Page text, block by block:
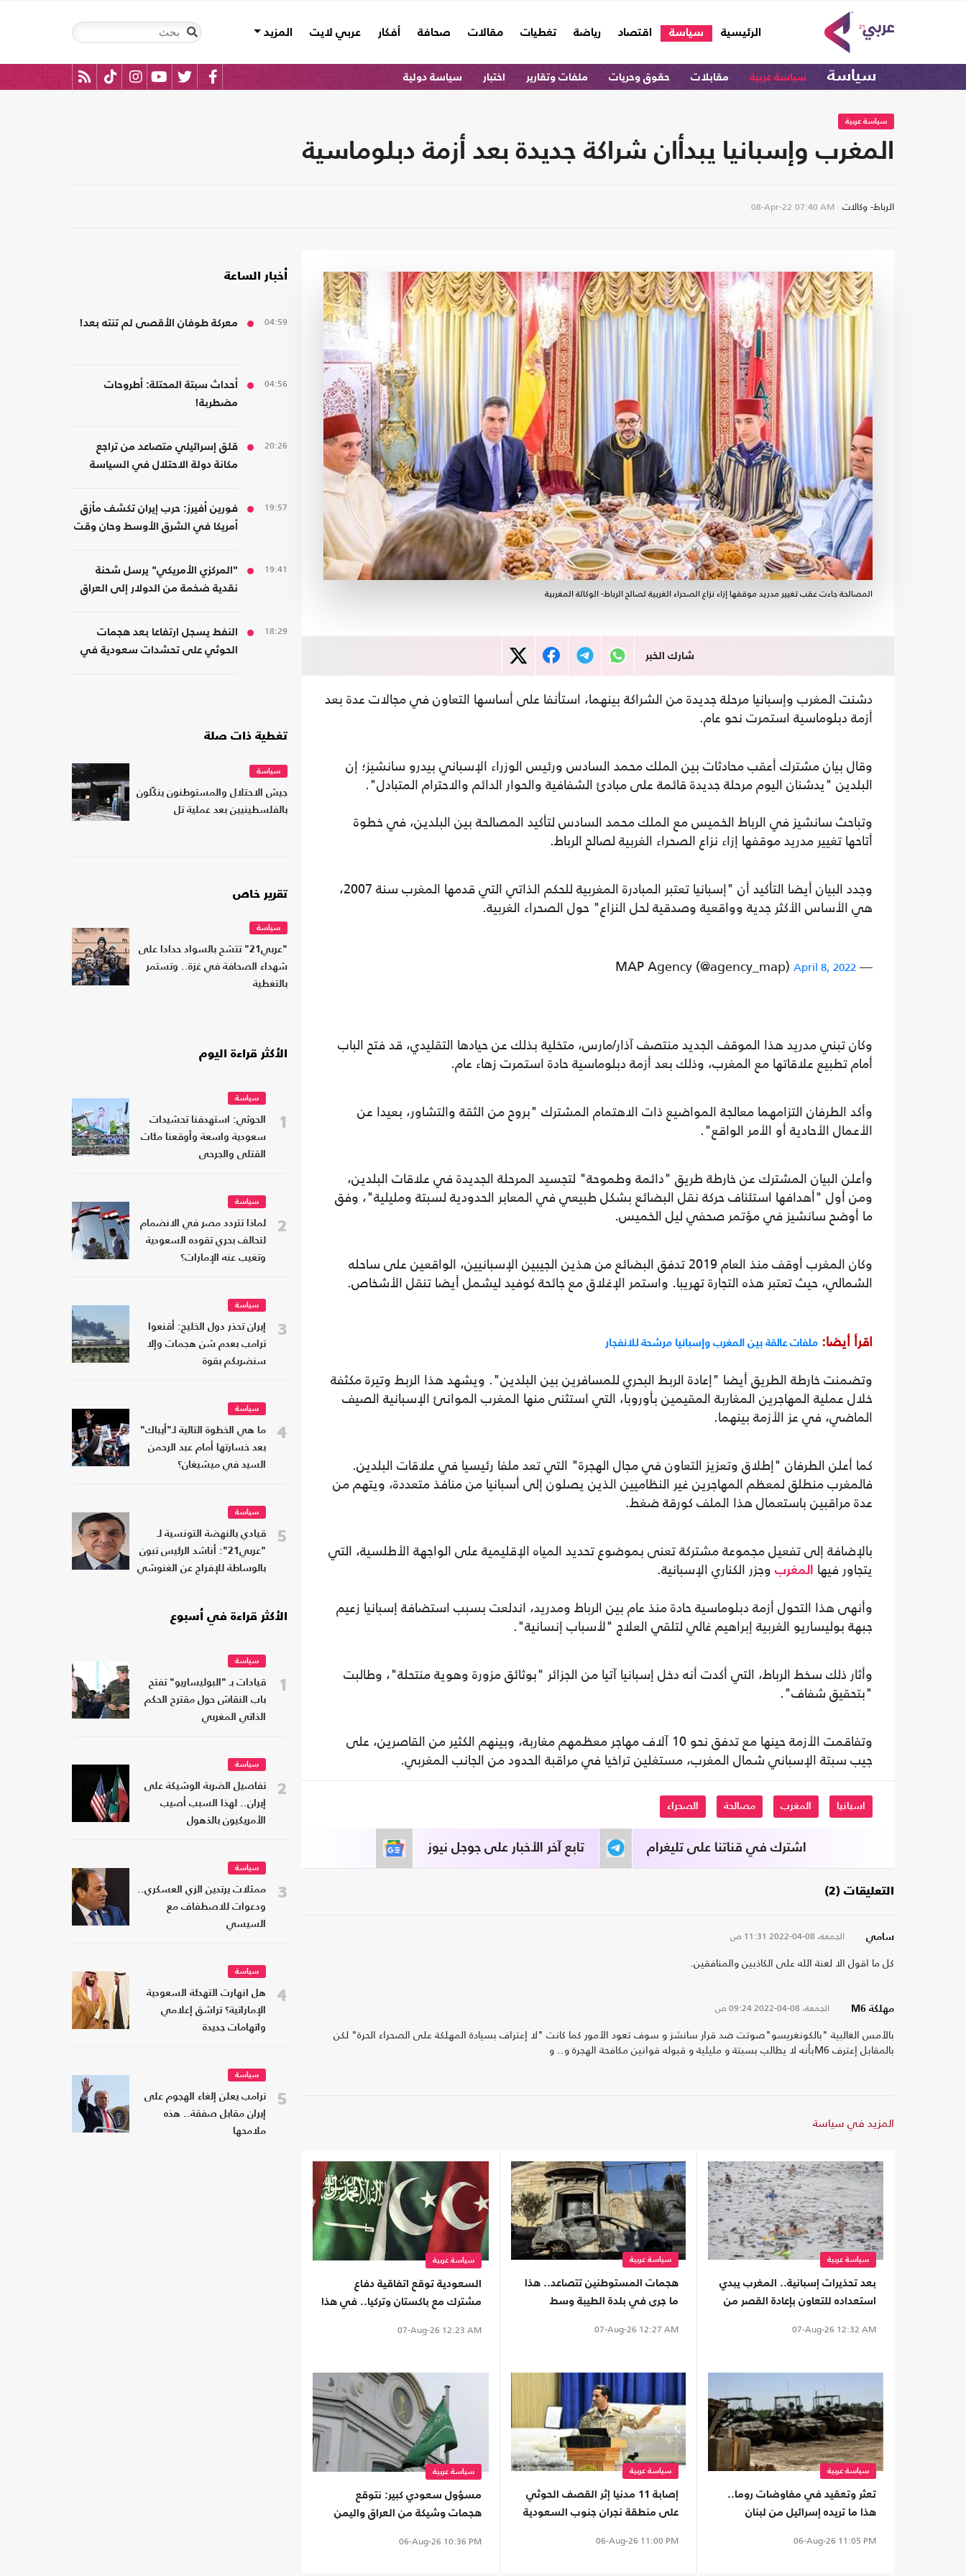
الرئيسية
(current) سياسة اقتصاد رياضة تغطيات مقالات صحافة أفكار عربي لايت المزيد
سياسة سياسة عربية مقابلات حقوق وحريات ملفات وتقارير اختبار سياسة دولية
سياسة عربية
المغرب وإسبانيا يبدأان شراكة جديدة بعد أزمة دبلوماسية
الرباط- وكالات 08-Apr-22 07:40 AM
المصالحة جاءت عقب تغيير مدريد موقفها إزاء نزاع الصحراء الغربية لصالح الرباط- الوكالة المغربية
شارك الخبر
دشنت المغرب وإسبانيا مرحلة جديدة من الشراكة بينهما، استأنفا على أساسها التعاون في مجالات عدة بعد
أزمة دبلوماسية استمرت نحو عام.
وقال بيان مشترك أعقب محادثات بين الملك محمد السادس ورئيس الوزراء الإسباني بيدرو سانشيز؛ إن
البلدين "يدشنان اليوم مرحلة جديدة قائمة على مبادئ الشفافية والحوار الدائم والاحترام المتبادل".
وتباحث سانشيز في الرباط الخميس مع الملك محمد السادس لتأكيد المصالحة بين البلدين، في خطوة
أتاحها تغيير مدريد موقفها إزاء نزاع الصحراء الغربية لصالح الرباط.
وجدد البيان أيضا التأكيد أن "إسبانيا تعتبر المبادرة المغربية للحكم الذاتي التي قدمها المغرب سنة 2007،
هي الأساس الأكثر جدية وواقعية وصدقية لحل النزاع" حول الصحراء الغربية.
— MAP Agency (@agency_map)
April 8, 2022
وكان تبني مدريد هذا الموقف الجديد منتصف آذار/مارس، متخلية بذلك عن حيادها التقليدي، قد فتح الباب
أمام تطبيع علاقاتها مع المغرب، وذلك بعد أزمة دبلوماسية حادة استمرت زهاء عام.
وأكد الطرفان التزامهما معالجة المواضيع ذات الاهتمام المشترك "بروح من الثقة والتشاور، بعيدا عن
الأعمال الأحادية أو الأمر الواقع".
وأعلن البيان المشترك عن خارطة طريق "دائمة وطموحة" لتجسيد المرحلة الجديدة في علاقات البلدين،
ومن أول "أهدافها استئناف حركة نقل البضائع بشكل طبيعي في المعابر الحدودية لسبتة ومليلية"، وفق
ما أوضح سانشيز في مؤتمر صحفي ليل الخميس.
وكان المغرب أوقف منذ العام 2019 تدفق البضائع من هذين الجيبين الإسبانيين، الواقعين على ساحله
الشمالي، حيث تعتبر هذه التجارة تهريبا. واستمر الإغلاق مع جائحة كوفيد ليشمل أيضا تنقل الأشخاص.
اقرأ أيضا: ملفات عالقة بين المغرب وإسبانيا مرشحة للانفجار
وتضمنت خارطة الطريق أيضا "إعادة الربط البحري للمسافرين بين البلدين". ويشهد هذا الربط وتيرة مكثفة
خلال عملية المهاجرين المغاربة المقيمين بأوروبا، التي استثنى منها المغرب الموانئ الإسبانية الصيف
الماضي، في عز الأزمة بينهما.
كما أعلن الطرفان "إطلاق وتعزيز التعاون في مجال الهجرة" التي تعد ملفا رئيسيا في علاقات البلدين.
فالمغرب منطلق لمعظم المهاجرين غير النظاميين الذين يصلون إلى أسبانيا من منافذ متعددة، ويتهم من
عدة مراقبين باستعمال هذا الملف كورقة ضغط.
بالإضافة إلى تفعيل مجموعة مشتركة تعنى بموضوع تحديد المياه الإقليمية على الواجهة الأطلسية، التي
يتجاور فيها
المغرب وجزر الكناري الإسبانية.
وأنهى هذا التحول أزمة دبلوماسية حادة منذ عام بين الرباط ومدريد، اندلعت بسبب استضافة إسبانيا زعيم
جبهة بوليساريو الغربية إبراهيم غالي لتلقي العلاج "لأسباب إنسانية".
وأثار ذلك سخط الرباط، التي أكدت أنه دخل إسبانيا آتيا من الجزائر "بوثائق مزورة وهوية منتحلة"، وطالبت
"بتحقيق شفاف".
وتفاقمت الأزمة حينها مع تدفق نحو 10 آلاف مهاجر معظمهم مغاربة، وبينهم الكثير من القاصرين، على
جيب سبتة الإسباني شمال المغرب، مستغلين تراخيا في مراقبة الحدود من الجانب المغربي.
اسبانيا المغرب مصالحة الصحراء
تابع آخر الأخبار على جوجل نيوز اشترك في قناتنا على تليغرام
التعليقات (2)
سامي الجمعة، 08-04-2022 11:31 ص
كل ما اقول الا لعنة الله على الكاذبين والمنافقين.
مهلكة M6 الجمعة، 08-04-2022 09:24 ص
بالأمس الغالبية "بالكونغريسو"صوتت ضد قرار سانشز و سوف تعود الأمور كما كانت "لا إعتراف بسيادة المهلكة على الصحراء الحرة" لكن
بالمقابل إعترف M6بأنه لا يطالب بسبتة و مليلية و قبوله قوانين مكافحة الهجرة و.. و
المزيد في سياسة
سياسة عربية
بعد تحذيرات إسبانية.. المغرب يبدي
استعداده للتعاون بإعادة القصر من
07-Aug-26 12:32 AM
سياسة عربية
هجمات المستوطنين تتصاعد.. هذا
ما جرى في بلدة الطيبة وسط
07-Aug-26 12:27 AM
سياسة عربية
السعودية توقع اتفاقية دفاع
مشترك مع باكستان وتركيا.. في هذا
07-Aug-26 12:23 AM
سياسة عربية
تعثر وتعقيد في مفاوضات روما..
هذا ما تريده إسرائيل من لبنان
06-Aug-26 11:05 PM
سياسة عربية
إصابة 11 مدنيا إثر القصف الحوثي
على منطقة نجران جنوب السعودية
06-Aug-26 11:00 PM
سياسة عربية
مسؤول سعودي كبير: نتوقع
هجمات وشيكة من العراق واليمن
06-Aug-26 10:36 PM
أخبار الساعة
04:59 معركة طوفان الأقصى لم تنته بعد!
04:56
أحداث سبتة المحتلة: أطروحات
مضطربة!
20:26
قلق إسرائيلي متصاعد من تراجع
مكانة دولة الاحتلال في السياسة
19:57
فورين أفيرز: حرب إيران تكشف مأزق
أمريكا في الشرق الأوسط وحان وقت
19:41
"المركزي الأمريكي" يرسل شحنة
نقدية ضخمة من الدولار إلى العراق
18:29
النفط يسجل ارتفاعا بعد هجمات
الحوثي على تحشدات سعودية في
تغطية ذات صلة
سياسة
جيش الاحتلال والمستوطنون ينكّلون
بالفلسطينيين بعد عملية تل
تقرير خاص
سياسة
"عربي21" تتشح بالسواد حدادا على
شهداء الصحافة في غزة.. وتستمر
بالتغطية
الأكثر قراءة اليوم
1
سياسة
الحوثي: استهدفنا تحشيدات
سعودية واسعة وأوقعنا مئات
القتلى والجرحى
2
سياسة
لماذا تتردد مصر في الانضمام
لتحالف بحري تقوده السعودية
وتغيب عنه الإمارات؟
3
سياسة
إيران تحذر دول الخليج: أقنعوا
ترامب بعدم شن هجمات وإلا
سنضربكم بقوة
4
سياسة
ما هي الخطوة التالية لـ"أيباك"
بعد خسارتها أمام عبد الرحمن
السيد في ميشيغان؟
5
سياسة
قيادي بالنهضة التونسية لـ
"عربي21": أناشد الرئيس تبون
بالوساطة للإفراج عن الغنوشي
الأكثر قراءة في أسبوع
1
سياسة
قيادات بـ "البوليساريو" تفتح
باب النقاش حول مقترح الحكم
الذاتي المغربي
2
سياسة
تفاصيل الضربة الوشيكة على
إيران.. لهذا السبب أصيب
الأمريكيون بالذهول
3
سياسة
ممثلات يرتدين الزي العسكري..
ودعوات للاصطفاف مع
السيسي
4
سياسة
هل انهارت التهدئة السعودية
الإماراتية؟ تراشق إعلامي
واتهامات جديدة
5
سياسة
ترامب يعلن إلغاء الهجوم على
إيران مقابل صفقة.. هذه
ملامحها